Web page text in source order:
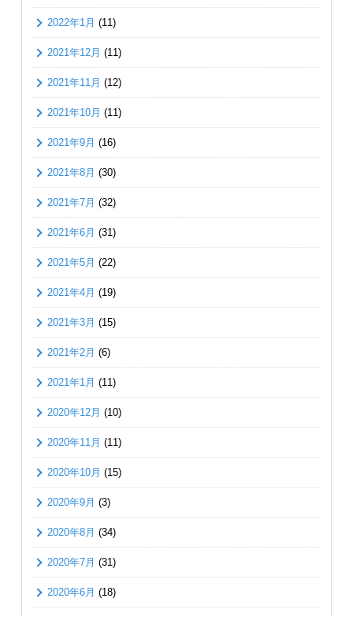
2022年1月 (11)
2021年12月 (11)
2021年11月 (12)
2021年10月 (11)
2021年9月 (16)
2021年8月 (30)
2021年7月 (32)
2021年6月 (31)
2021年5月 (22)
2021年4月 (19)
2021年3月 (15)
2021年2月 (6)
2021年1月 (11)
2020年12月 (10)
2020年11月 (11)
2020年10月 (15)
2020年9月 (3)
2020年8月 (34)
2020年7月 (31)
2020年6月 (18)